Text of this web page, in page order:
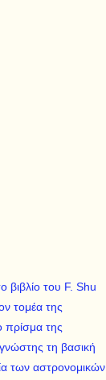
βιβλίο του F. Shu
τομέα της
πρίσμα της
τη βασική
των αστρονομικών